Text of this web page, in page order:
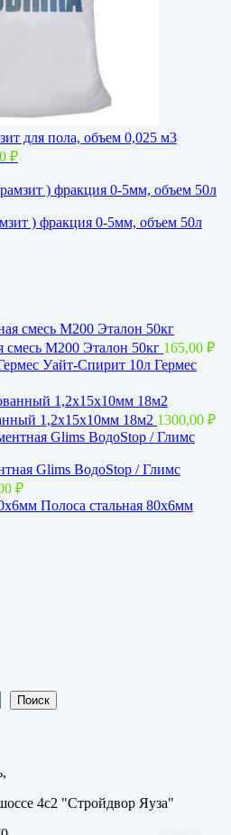
для пола, объем 0,025 м3
₽
) фракция 0-5мм, объем 50л
смесь М200 Эталон 50кг 165,00 ₽
Уайт-Спирит 10л Гермес
1,2x15х10мм 18м2 1300,00 ₽
Glims BoдoStop / Глимс
₽
Полоса стальная 80х6мм
Поиск
4с2 "Стройдвор Яуза"